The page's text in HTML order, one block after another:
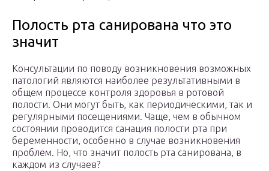
Полость рта санирована что это
значит
Консультации по поводу возникновения возможных
патологий являются наиболее результативными в
общем процессе контроля здоровья в ротовой
полости. Они могут быть, как периодическими, так и
регулярными посещениями. Чаще, чем в обычном
состоянии проводится санация полости рта при
беременности, особенно в случае возникновения
проблем. Но, что значит полость рта санирована, в
каждом из случаев?